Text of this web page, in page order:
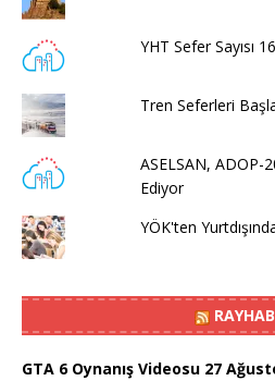
YHT Sefer Sayısı
Tren Seferleri
ASELSAN, ADOP-
Ediyor
YÖK'ten
GTA 6 Oynanış Videosu 27